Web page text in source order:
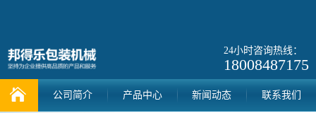
24小时咨询热线：
18008487175
公司简介 产品中心 新闻动态 联系我们